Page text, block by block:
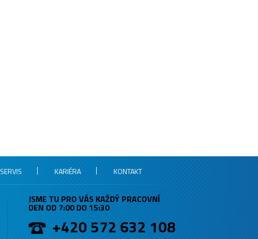
SERVIS KARIÉRA KONTAKT
JSME TU PRO VÁS KAŽDÝ PRACOVNÍ
DEN OD 7:00 DO 15:30
+420 572 632 108